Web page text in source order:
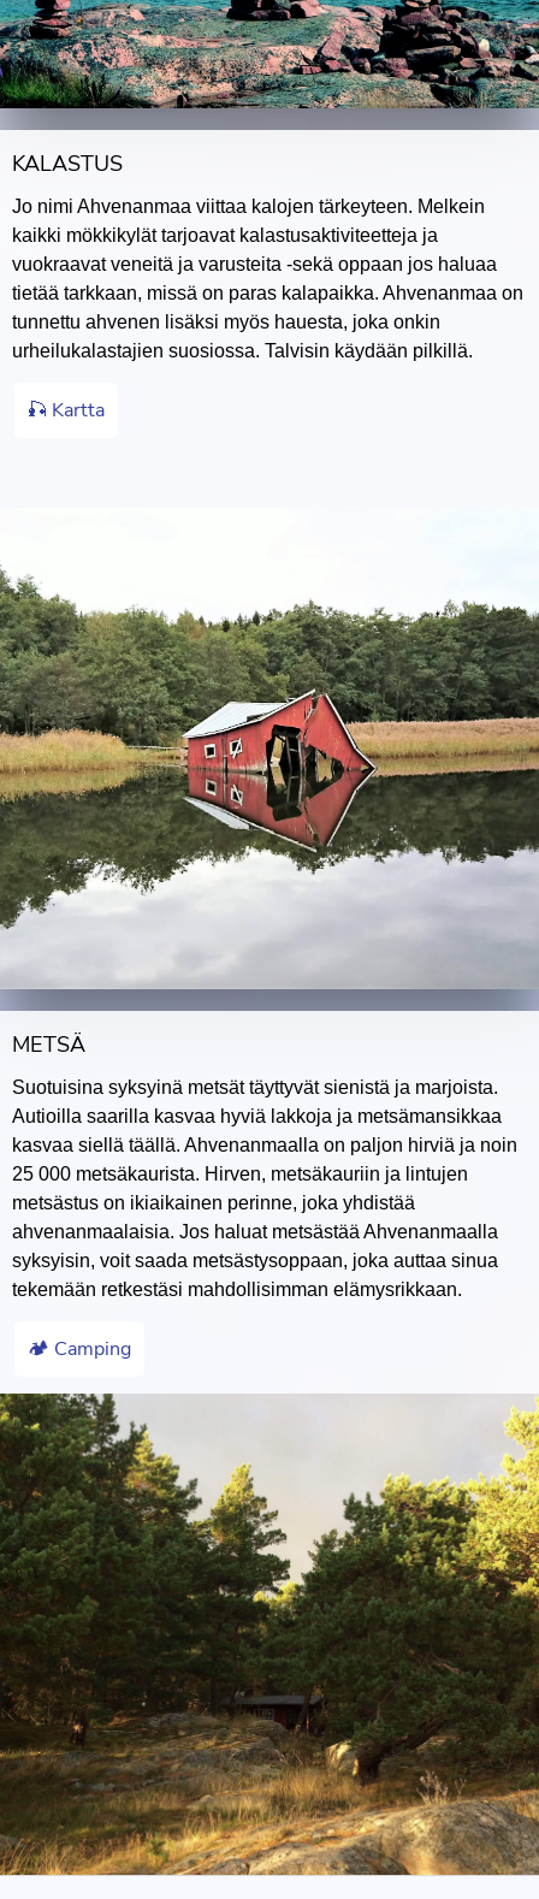
KALASTUS
Jo nimi Ahvenanmaa viittaa kalojen tärkeyteen. Melkein
kaikki mökkikylät tarjoavat kalastusaktiviteetteja ja
vuokraavat veneitä ja varusteita -sekä oppaan jos haluaa
tietää tarkkaan, missä on paras kalapaikka. Ahvenanmaa on
tunnettu ahvenen lisäksi myös hauesta, joka onkin
urheilukalastajien suosiossa. Talvisin käydään pilkillä.
🎣 Kartta
METSÄ
Suotuisina syksyinä metsät täyttyvät sienistä ja marjoista.
Autioilla saarilla kasvaa hyviä lakkoja ja metsämansikkaa
kasvaa siellä täällä. Ahvenanmaalla on paljon hirviä ja noin
25 000 metsäkaurista. Hirven, metsäkauriin ja lintujen
metsästus on ikiaikainen perinne, joka yhdistää
ahvenanmaalaisia. Jos haluat metsästää Ahvenanmaalla
syksyisin, voit saada metsästysoppaan, joka auttaa sinua
tekemään retkestäsi mahdollisimman elämysrikkaan.
🏕 Camping